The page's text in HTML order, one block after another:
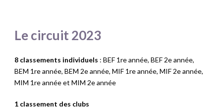
Le circuit 2023
8 classements individuels : BEF 1re année, BEF 2e année,
BEM 1re année, BEM 2e année, MIF 1re année, MIF 2e année,
MIM 1re année et MIM 2e année
1 classement des clubs